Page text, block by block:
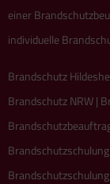
einer
individuelle
Brandschutz
Brandschutz NRW |